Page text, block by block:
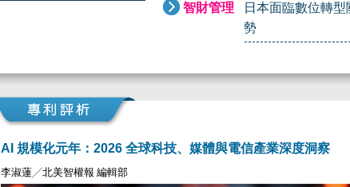
智財管理
日本面臨數位轉
勢
AI 規模化元年：2026 全球科技、媒體與電信產業深度洞察
李淑蓮╱北美智權報 編輯部